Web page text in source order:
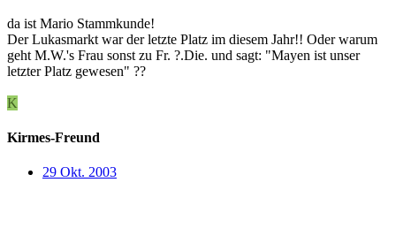
da ist Mario Stammkunde!
Der Lukasmarkt war der letzte Platz im diesem Jahr!! Oder warum
geht M.W.'s Frau sonst zu Fr. ?.Die. und sagt: "Mayen ist unser
letzter Platz gewesen" ??
K
Kirmes-Freund
29 Okt. 2003